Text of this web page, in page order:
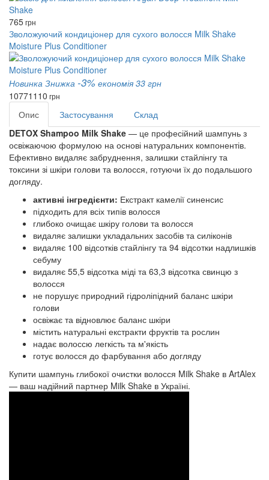
765грн
Зволожуючий кондиціонер для сухого волосся Milk Shake
Moisture Plus Conditioner
Новинка Знижка -3% економія 33 грн
10771110 грн
Опис Застосування
Склад
DETOX Shampoo Milk Shake — це професійний шампунь з
освіжаючою формулою на основі натуральних компонентів.
Ефективно видаляє забруднення, залишки стайлінгу та
токсини зі шкіри голови та волосся, готуючи їх до подальшого
догляду.
активні інгредієнти: Екстракт камелії синенсис
підходить для всіх типів волосся
глибоко очищає шкіру голови та волосся
видаляє залишки укладальних засобів та силіконів
видаляє 100 відсотків стайлінгу та 94 відсотки надлишків
себуму
видаляє 55,5 відсотка міді та 63,3 відсотка свинцю з
волосся
не порушує природний гідроліпідний баланс шкіри
голови
освіжає та відновлює баланс шкіри
містить натуральні екстракти фруктів та рослин
надає волоссю легкість та м'якість
готує волосся до фарбування або догляду
Купити шампунь глибокої очистки волосся Milk Shake в ArtAlex
— ваш надійний партнер Milk Shake в Україні.